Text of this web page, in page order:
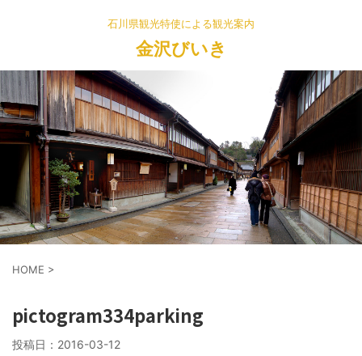
石川県観光特使による観光案内
金沢びいき
HOME >
pictogram334parking
投稿日： 2016-03-12